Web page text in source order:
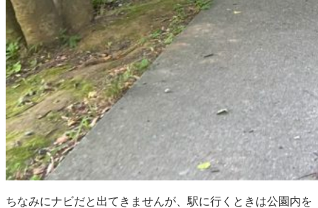
ちなみにナビだと出てきませんが、駅に行くときは公園内を